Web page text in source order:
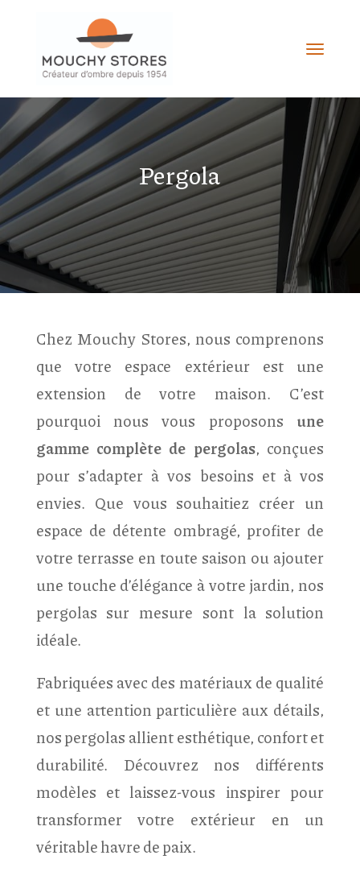
Pergola
Chez Mouchy Stores, nous comprenons
que votre espace extérieur est une
extension de votre maison. C’est
pourquoi nous vous proposons une
gamme complète de pergolas, conçues
pour s’adapter à vos besoins et à vos
envies. Que vous souhaitiez créer un
espace de détente ombragé, profiter de
votre terrasse en toute saison ou ajouter
une touche d’élégance à votre jardin, nos
pergolas sur mesure sont la solution
idéale.
Fabriquées avec des matériaux de qualité
et une attention particulière aux détails,
nos pergolas allient esthétique, confort et
durabilité. Découvrez nos différents
modèles et laissez-vous inspirer pour
transformer votre extérieur en un
véritable havre de paix.